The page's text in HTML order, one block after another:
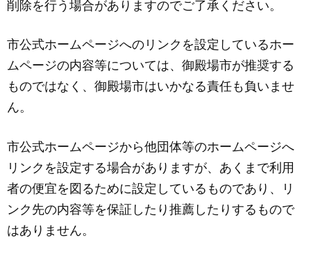
削除を行う場合がありますのでご了承ください。
市公式ホームページへのリンクを設定しているホー
ムページの内容等については、御殿場市が推奨する
ものではなく、御殿場市はいかなる責任も負いませ
ん。
市公式ホームページから他団体等のホームページへ
リンクを設定する場合がありますが、あくまで利用
者の便宜を図るために設定しているものであり、リ
ンク先の内容等を保証したり推薦したりするもので
はありません。